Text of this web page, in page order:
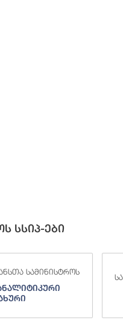
სსიპ-ები
სამინისტროს
სამსახური